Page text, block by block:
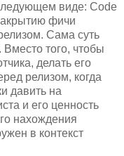
виде: Code
фичи
Сама суть
того, чтобы
делать его
релизом, когда
давить на
и его ценность
нахождения
в контекст